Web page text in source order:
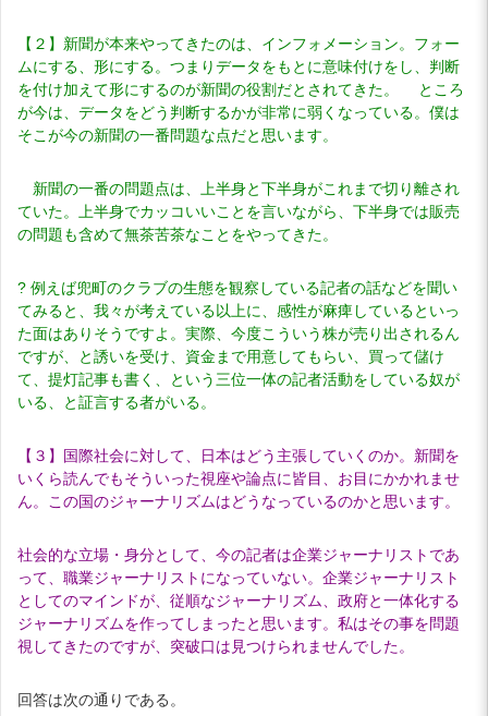
【２】新聞が本来やってきたのは、インフォメーション。フォー
ムにする、形にする。つまりデータをもとに意味付けをし、判断
を付け加えて形にするのが新聞の役割だとされてきた。 ところ
が今は、データをどう判断するかが非常に弱くなっている。僕は
そこが今の新聞の一番問題な点だと思います。
新聞の一番の問題点は、上半身と下半身がこれまで切り離され
ていた。上半身でカッコいいことを言いながら、下半身では販売
の問題も含めて無茶苦茶なことをやってきた。
? 例えば兜町のクラブの生態を観察している記者の話などを聞い
てみると、我々が考えている以上に、感性が麻痺しているといっ
た面はありそうですよ。実際、今度こういう株が売り出されるん
ですが、と誘いを受け、資金まで用意してもらい、買って儲け
て、提灯記事も書く、という三位一体の記者活動をしている奴が
いる、と証言する者がいる。
【３】国際社会に対して、日本はどう主張していくのか。新聞を
いくら読んでもそういった視座や論点に皆目、お目にかかれませ
ん。この国のジャーナリズムはどうなっているのかと思います。
社会的な立場・身分として、今の記者は企業ジャーナリストであ
って、職業ジャーナリストになっていない。企業ジャーナリスト
としてのマインドが、従順なジャーナリズム、政府と一体化する
ジャーナリズムを作ってしまったと思います。私はその事を問題
視してきたのですが、突破口は見つけられませんでした。
回答は次の通りである。